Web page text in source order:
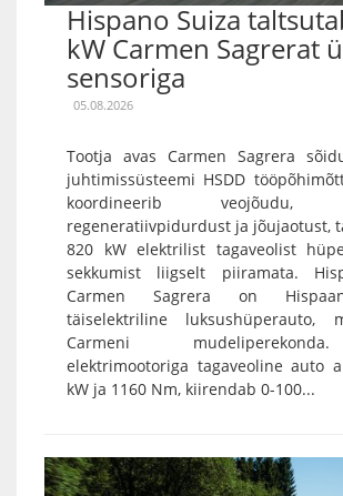
Hispano Suiza
kW Carmen Sagrerat
sensoriga
05.08.2026
Tootja avas Carmen Sagrera
juhtimissüsteemi HSDD
koordineerib veojõudu,
regeneratiivpidurdust ja jõujaotust,
820 kW elektrilist tagaveolist
sekkumist liigselt piiramata.
Carmen Sagrera on
täiselektriline luksushüperauto,
Carmeni
elektrimootoriga tagaveoline auto
kW ja 1160 Nm, kiirendab 0-100...